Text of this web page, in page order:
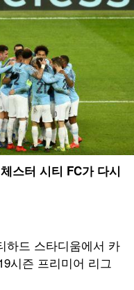
스터 시티 FC가 다시
하드 스타디움에서 카
시즌 프리미어 리그